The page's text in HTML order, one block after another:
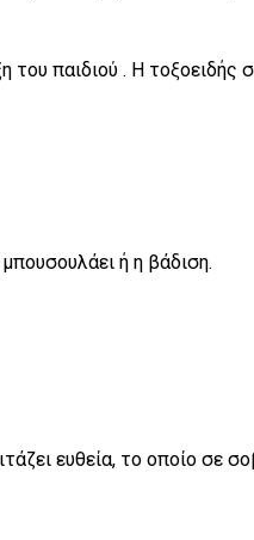
παιδιού . Η τοξοειδής
ή η βάδιση.
ευθεία, το οποίο σε